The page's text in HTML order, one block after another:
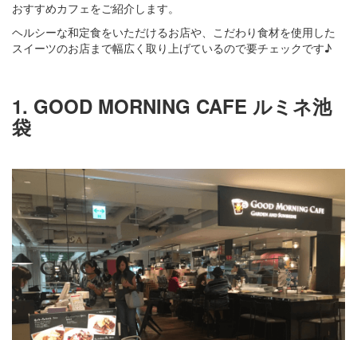
おすすめカフェをご紹介します。
ヘルシーな和定食をいただけるお店や、こだわり食材を使用した
スイーツのお店まで幅広く取り上げているので要チェックです♪
1. GOOD MORNING CAFE ルミネ池
袋